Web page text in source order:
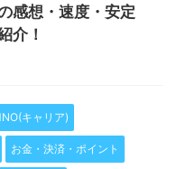
感想・速度・安定
介！
キャリア)
お金・決済・ポイント